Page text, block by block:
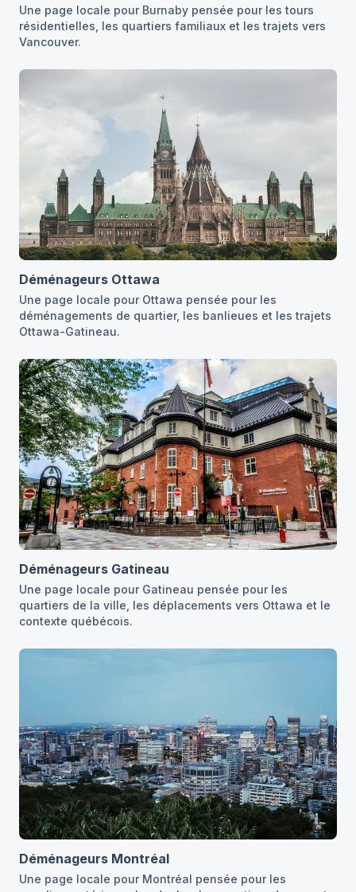
Une page locale pour Burnaby pensée pour les tours
résidentielles, les quartiers familiaux et les trajets vers
Vancouver.
Déménageurs Ottawa
Une page locale pour Ottawa pensée pour les
déménagements de quartier, les banlieues et les trajets
Ottawa-Gatineau.
Déménageurs Gatineau
Une page locale pour Gatineau pensée pour les
quartiers de la ville, les déplacements vers Ottawa et le
contexte québécois.
Déménageurs Montréal
Une page locale pour Montréal pensée pour les